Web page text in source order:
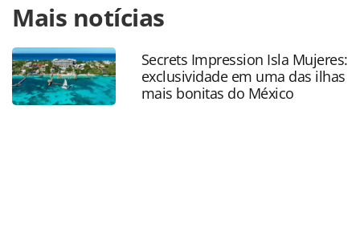
https://www.panrotas.com.br/noticia-
turismo/operadoras/2014/01/schultz-mantem-gratuidade-
de-sistema-as-agencias_96526.html ou as ferramentas
oferecidas na página. Todo o conteúdo produzido pela
PANROTAS Editora é protegido pela legislação brasileira
sobre direito autoral. Não reproduza o conteúdo sem
Mais notícias
Secrets Impression Isla Mujeres:
exclusividade em uma das ilhas
mais bonitas do México